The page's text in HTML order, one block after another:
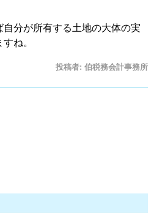
分が所有する土地の大体の実
ね。
投稿者: 伯税務会計事務所